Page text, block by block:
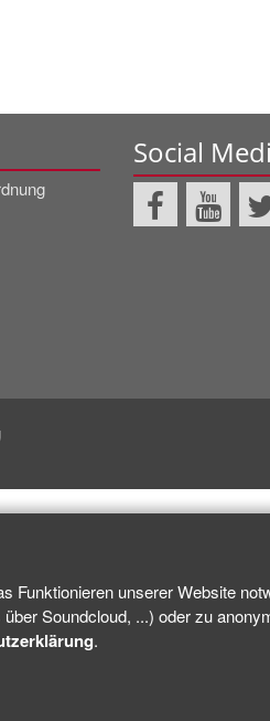
Social
Funktionieren unserer Website
Soundcloud, ...) oder zu
.